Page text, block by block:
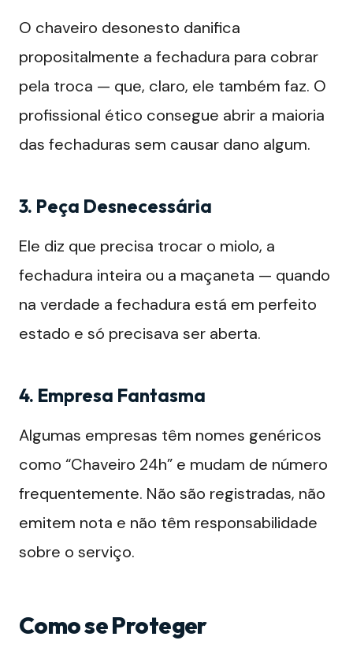
O chaveiro desonesto danifica
propositalmente a fechadura para cobrar
pela troca — que, claro, ele também faz. O
profissional ético consegue abrir a maioria
das fechaduras sem causar dano algum.
3. Peça Desnecessária
Ele diz que precisa trocar o miolo, a
fechadura inteira ou a maçaneta — quando
na verdade a fechadura está em perfeito
estado e só precisava ser aberta.
4. Empresa Fantasma
Algumas empresas têm nomes genéricos
como “Chaveiro 24h” e mudam de número
frequentemente. Não são registradas, não
emitem nota e não têm responsabilidade
sobre o serviço.
Como se Proteger